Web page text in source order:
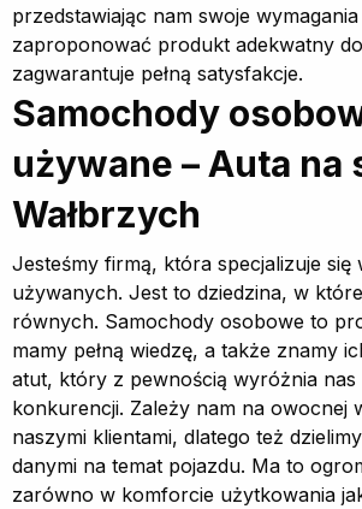
przedstawiając nam swoje
zaproponować produkt adekwatny
zagwarantuje pełną satysfakcje.
Samochody
używane – Auta na
Wałbrzych
Jesteśmy firmą, która specjalizuje się
używanych. Jest to dziedzina, w
równych. Samochody osobowe to
mamy pełną wiedzę, a także znamy
atut, który z pewnością wyróżnia nas
konkurencji. Zależy nam na owocnej
naszymi klientami, dlatego też
danymi na temat pojazdu. Ma to
zarówno w komforcie użytkowania